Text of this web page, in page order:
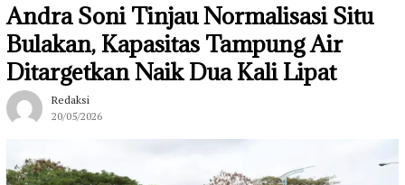
Andra Soni Tinjau Normalisasi Situ
Bulakan, Kapasitas Tampung Air
Ditargetkan Naik Dua Kali Lipat
Redaksi
20/05/2026